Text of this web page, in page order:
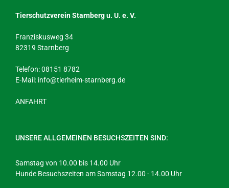
Tierschutzverein Starnberg u. U. e. V.
Franziskusweg 34
82319 Starnberg
Telefon: 08151 8782
E-Mail: info@tierheim-starnberg.de
ANFAHRT
UNSERE ALLGEMEINEN BESUCHSZEITEN SIND:
Samstag von 10.00 bis 14.00 Uhr
Hunde Besuchszeiten am Samstag 12.00 - 14.00 Uhr